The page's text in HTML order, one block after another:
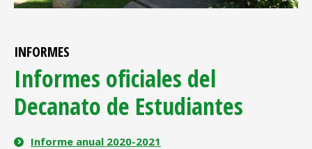
INFORMES
Informes oficiales del
Decanato de Estudiantes
Informe anual 2020-2021